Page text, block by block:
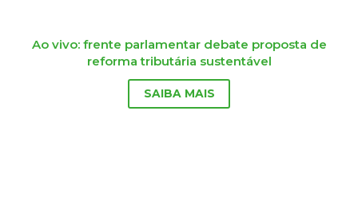
Ao vivo: frente parlamentar debate proposta de
reforma tributária sustentável
SAIBA MAIS